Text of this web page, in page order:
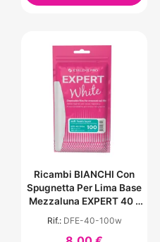
Ricambi BIANCHI Con
Spugnetta Per Lima Base
Mezzaluna EXPERT 40 -
Rif.: DFE-40-100w